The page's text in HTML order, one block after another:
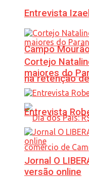
Campo
na retenção
Entrevista
Cortejo
maiores do
Entrevista
Jornal O
versão online